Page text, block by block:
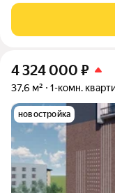
возводится в
4 324 000 ₽
37,6 м² 1-комн.
новостройка